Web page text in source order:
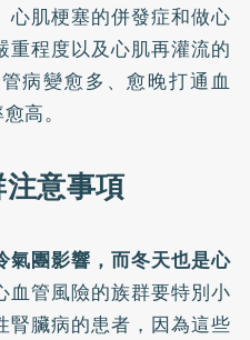
心肌梗塞的併發症和做心
重程度以及心肌再灌流的
病變愈多、愈晚打通血
高。
意事項
氣團影響，而冬天也是心
血管風險的族群要特別小
腎臟病的患者，因為這些